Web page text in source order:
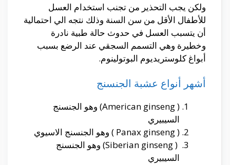
ولكن يجب التحذير من تجنب استخدام العسل
للأطفال الأقل من سن السنة وذلك نتجه الي احتمالية
أن يتسبب العسل في حدوث حالة طبية نادرة
وخطيرة وهي التسمم السجقي عند الرضع بسبب
أبواغ كلوستريديوم البوتولينوم.
أشهر أنواع عشبة الجنسنج
( American ginseng) وهو الجنسنج
السيبيري
( Panax ginseng ) وهو الجنسنج الاسيوي
( Siberian ginseng) وهو الجنسنج
السيبيري